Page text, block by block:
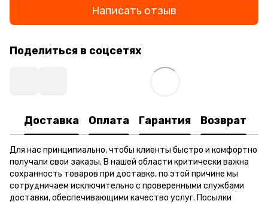
Написать отзыв
Поделиться в соцсетях
Доставка Оплата Гарантия Возврат
Для нас принципиально, чтобы клиенты быстро и комфортно
получали свои заказы. В нашей области критически важна
сохранность товаров при доставке, по этой причине мы
сотрудничаем исключительно с проверенными службами
доставки, обеспечивающими качество услуг. Посылки